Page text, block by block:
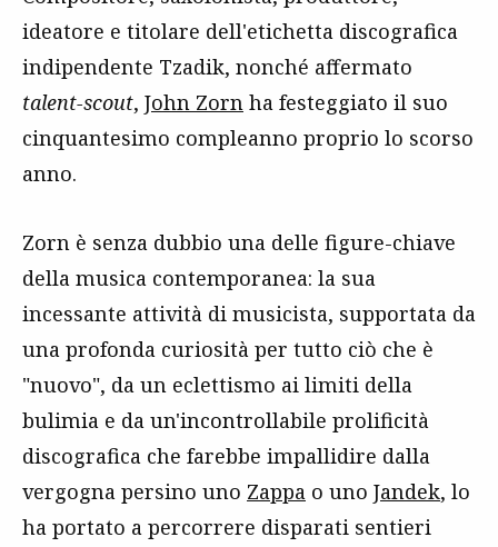
ideatore e titolare dell'etichetta discografica
indipendente Tzadik, nonché affermato
talent-scout, John Zorn ha festeggiato il suo
cinquantesimo compleanno proprio lo scorso
anno.
Zorn è senza dubbio una delle figure-chiave
della musica contemporanea: la sua
incessante attività di musicista, supportata da
una profonda curiosità per tutto ciò che è
"nuovo", da un eclettismo ai limiti della
bulimia e da un'incontrollabile prolificità
discografica che farebbe impallidire dalla
vergogna persino uno Zappa o uno Jandek, lo
ha portato a percorrere disparati sentieri